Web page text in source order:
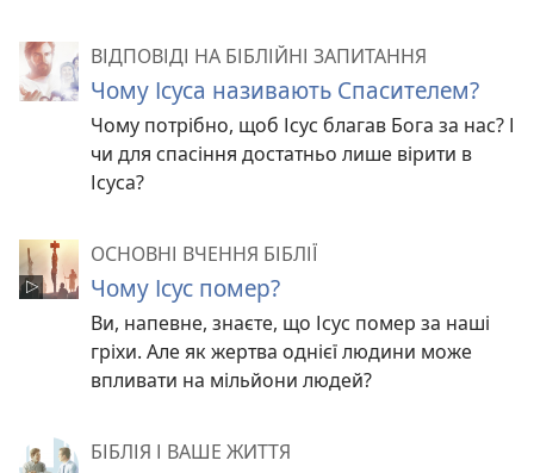
ВІДПОВІДІ НА БІБЛІЙНІ ЗАПИТАННЯ
Чому Ісуса називають Спасителем?
Чому потрібно, щоб Ісус благав Бога за нас? І
чи для спасіння достатньо лише вірити в
Ісуса?
ОСНОВНІ ВЧЕННЯ БІБЛІЇ
Чому Ісус помер?
Ви, напевне, знаєте, що Ісус помер за наші
гріхи. Але як жертва однієї людини може
впливати на мільйони людей?
БІБЛІЯ І ВАШЕ ЖИТТЯ